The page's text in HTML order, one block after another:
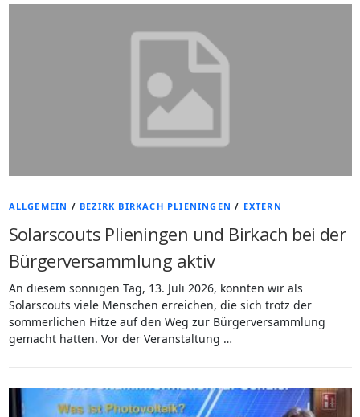
ALLGEMEIN / BEZIRK BIRKACH PLIENINGEN / EXTERN
Solarscouts Plieningen und Birkach bei der
Bürgerversammlung aktiv
An diesem sonnigen Tag, 13. Juli 2026, konnten wir als
Solarscouts viele Menschen erreichen, die sich trotz der
sommerlichen Hitze auf den Weg zur Bürgerversammlung
gemacht hatten. Vor der Veranstaltung …